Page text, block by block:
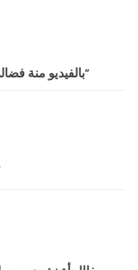
بالفيديو منة فضالي : “ياسمين صبري ممثلة ضعيفة وبتشتري الشهرة”